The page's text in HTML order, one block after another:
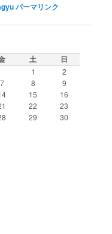
パーマリンク
土 日
1
2
7 8
9
15
16
22
23
29
30